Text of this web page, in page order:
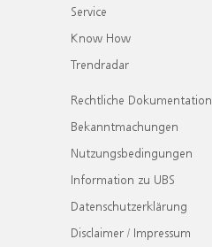
Service
Know How
Trendradar
Rechtliche Dokumentation
Bekanntmachungen
Nutzungsbedingungen
Information zu UBS
Datenschutzerklärung
Disclaimer / Impressum